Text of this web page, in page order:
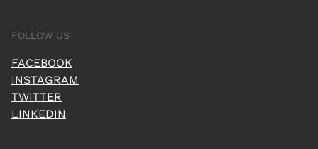
FOLLOW US
FACEBOOK
INSTAGRAM
TWITTER
LINKEDIN